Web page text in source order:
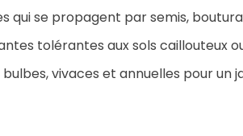
qui se propagent par semis,
tolérantes aux sols caillouteux
vivaces et annuelles pour un